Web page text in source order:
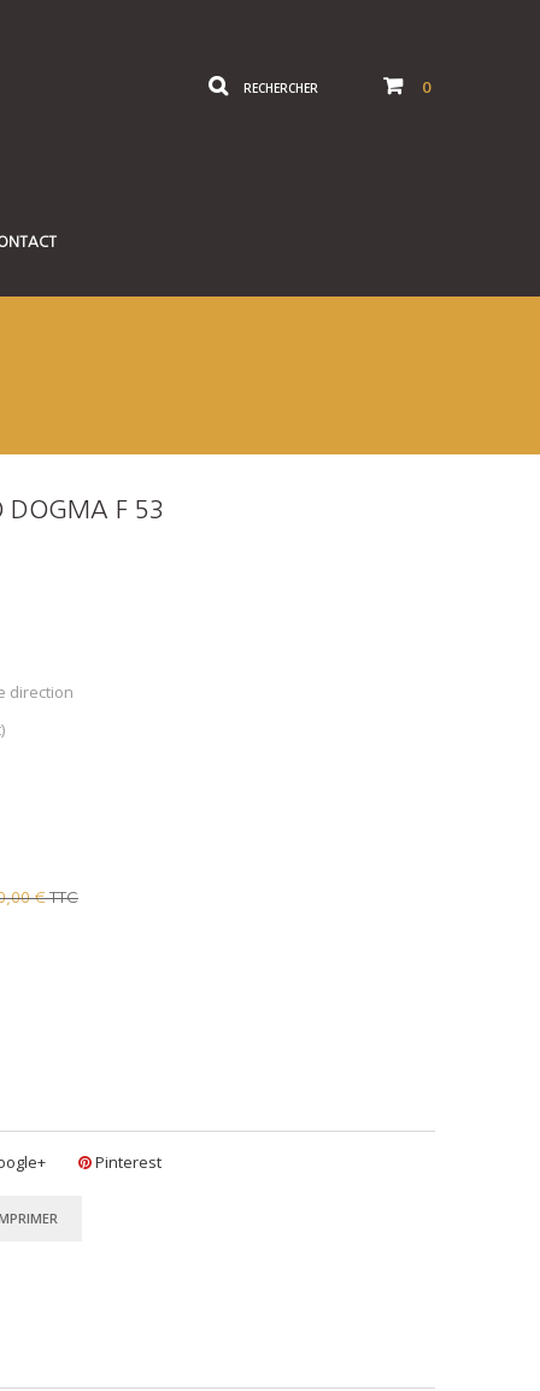
0
RECHERCHER
DOGMA F 53
direction
€TTC
Pinterest